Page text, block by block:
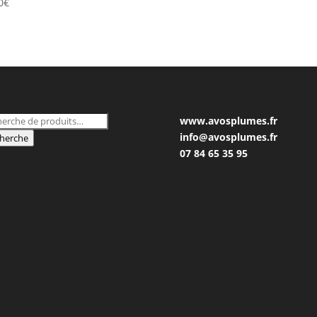
€
:
www.avosplumes.fr
info@avosplumes.fr
07 84 65 35 95